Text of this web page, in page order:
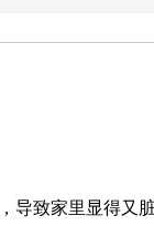
致家里显得又